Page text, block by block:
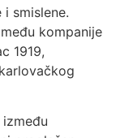
smislene.
kompanije
1919,